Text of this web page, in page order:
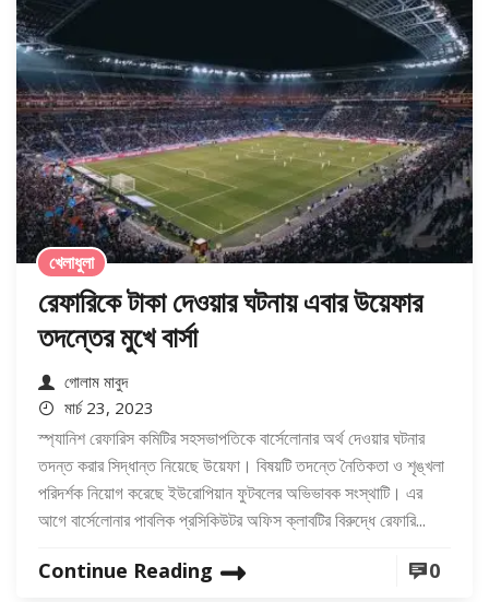
খেলাধুলা
রেফারিকে টাকা দেওয়ার ঘটনায় এবার উয়েফার
তদন্তের মুখে বার্সা
গোলাম মাবুদ
মার্চ 23, 2023
স্প্যানিশ রেফারিস কমিটির সহসভাপতিকে বার্সেলোনার অর্থ দেওয়ার ঘটনার
তদন্ত করার সিদ্ধান্ত নিয়েছে উয়েফা। বিষয়টি তদন্তে নৈতিকতা ও শৃঙ্খলা
পরিদর্শক নিয়োগ করেছে ইউরোপিয়ান ফুটবলের অভিভাবক সংস্থাটি। এর
আগে বার্সেলোনার পাবলিক প্রসিকিউটর অফিস ক্লাবটির বিরুদ্ধে রেফারি...
Continue Reading 0